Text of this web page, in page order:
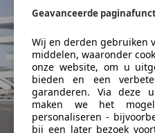
Geavanceerde
Wij en derden gebruiken
middelen, waaronder
onze website, om u
bieden en een
garanderen. Via deze
maken we het
personaliseren -
bij een later bezoek